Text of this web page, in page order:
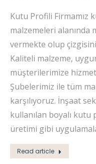
Kutu Profili Firmamız
malzemeleri
vermekte olup
Kaliteli malzeme,
müşterilerimize
Şubelerimiz ile tüm
karşılıyoruz. İnşaat
kullanılan boyalı
üretimi gibi
Read article